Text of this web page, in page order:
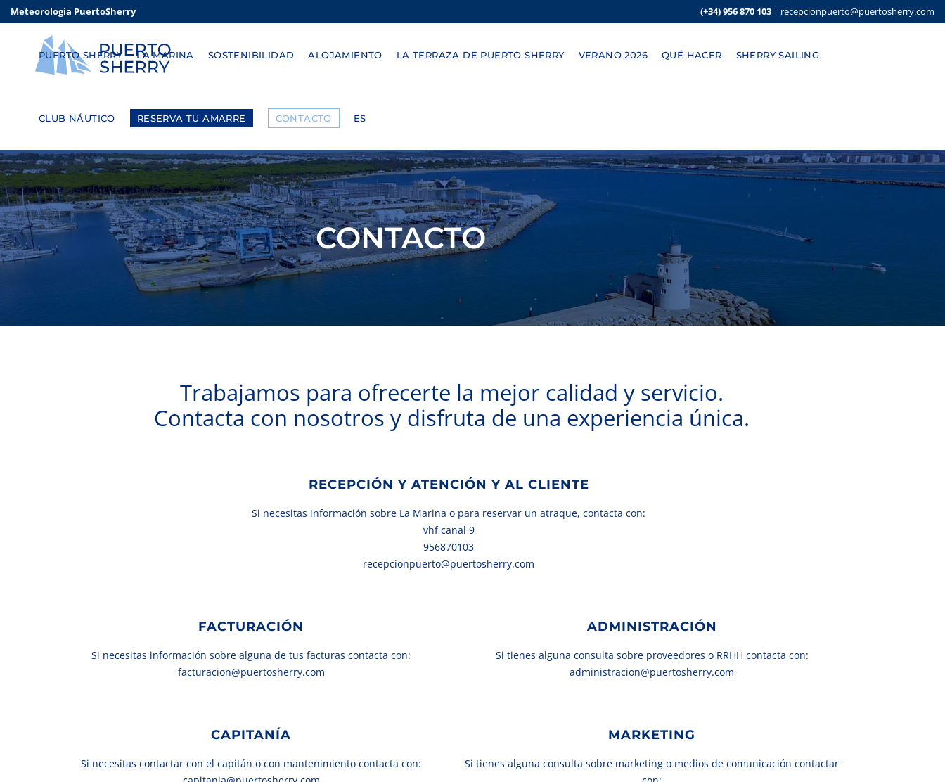
Meteorología PuertoSherry (+34) 956 870 103 | recepcionpuerto@puertosherry.com
PUERTO SHERRY LA MARINA SOSTENIBILIDAD ALOJAMIENTO LA TERRAZA DE PUERTO SHERRY VERANO 2026 QUÉ HACER SHERRY SAILING
CLUB NÁUTICO RESERVA TU AMARRE CONTACTO ES
CONTACTO
Trabajamos para ofrecerte la mejor calidad y servicio.
Contacta con nosotros y disfruta de una experiencia única.
RECEPCIÓN Y ATENCIÓN Y AL CLIENTE
Si necesitas información sobre La Marina o para reservar un atraque, contacta con:
vhf canal 9
956870103
recepcionpuerto@puertosherry.com
FACTURACIÓN
Si necesitas información sobre alguna de tus facturas contacta con:
facturacion@puertosherry.com
ADMINISTRACIÓN
Si tienes alguna consulta sobre proveedores o RRHH contacta con:
administracion@puertosherry.com
CAPITANÍA
Si necesitas contactar con el capitán o con mantenimiento contacta con:
MARKETING
Si tienes alguna consulta sobre marketing o medios de comunicación contactar